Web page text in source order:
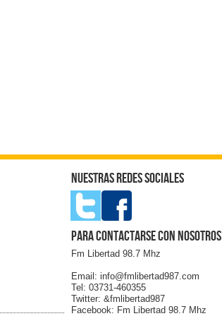
Nuestras redes sociales
Para contactarse con nosotros
Fm Libertad 98.7 Mhz
Email: info@fmlibertad987.com
Tel: 03731-460355
Twitter: &fmlibertad987
Facebook: Fm Libertad 98.7 Mhz